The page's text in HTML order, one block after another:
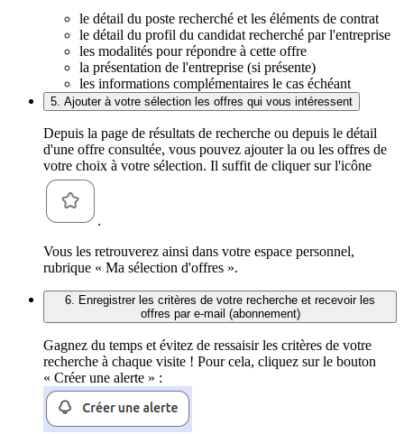
le détail du poste recherché et les éléments de contrat
le détail du profil du candidat recherché par l'entreprise
les modalités pour répondre à cette offre
la présentation de l'entreprise (si présente)
les informations complémentaires le cas échéant
5. Ajouter à votre sélection les offres qui vous intéressent
Depuis la page de résultats de recherche ou depuis le détail
d'une offre consultée, vous pouvez ajouter la ou les offres de
votre choix à votre sélection. Il suffit de cliquer sur l'icône
.
Vous les retrouverez ainsi dans votre espace personnel,
rubrique « Ma sélection d'offres ».
6. Enregistrer les critères de votre recherche et recevoir les
offres par e-mail (abonnement)
Gagnez du temps et évitez de ressaisir les critères de votre
recherche à chaque visite ! Pour cela, cliquez sur le bouton
« Créer une alerte » :